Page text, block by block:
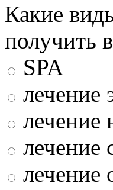
Какие
получить
SPA
лечение
лечение
лечение
лечение